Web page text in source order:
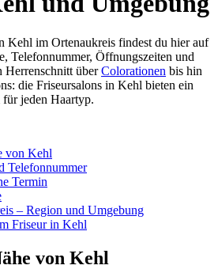
Kehl im Ortenaukreis findest du hier auf
Telefonnummer, Öffnungszeiten und
Herrenschnitt überColorationen bis hin
die Friseursalons in Kehl bieten ein
für jeden Haartyp.
von Kehl
Telefonnummer
Termin
– Region und Umgebung
Friseur in Kehl
von Kehl